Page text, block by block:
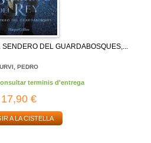
DEL GUARDABOSQUES,...
URVI, PEDRO
terminis d'entrega
17,90 €
A LA CISTELLA